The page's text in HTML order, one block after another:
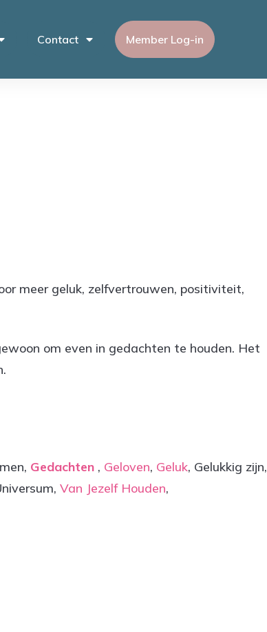
Contact Member Log-in
meer geluk, zelfvertrouwen, positiviteit,
om even in gedachten te houden. Het
Gedachten, Geloven, Geluk, Gelukkig zijn,
Van Jezelf Houden,